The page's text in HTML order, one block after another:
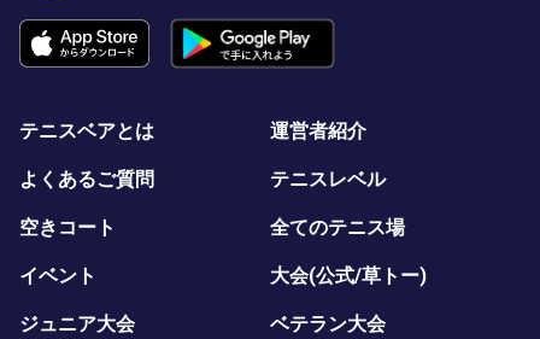
テニスベアとは 運営者紹介
よくあるご質問 テニスレベル
空きコート 全てのテニス場
イベント 大会(公式/草トー)
ジュニア大会 ベテラン大会